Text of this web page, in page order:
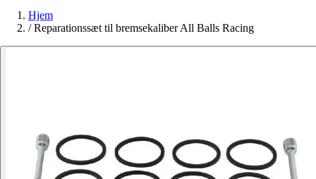
Hjem
/ Reparationssæt til bremsekaliber All Balls Racing